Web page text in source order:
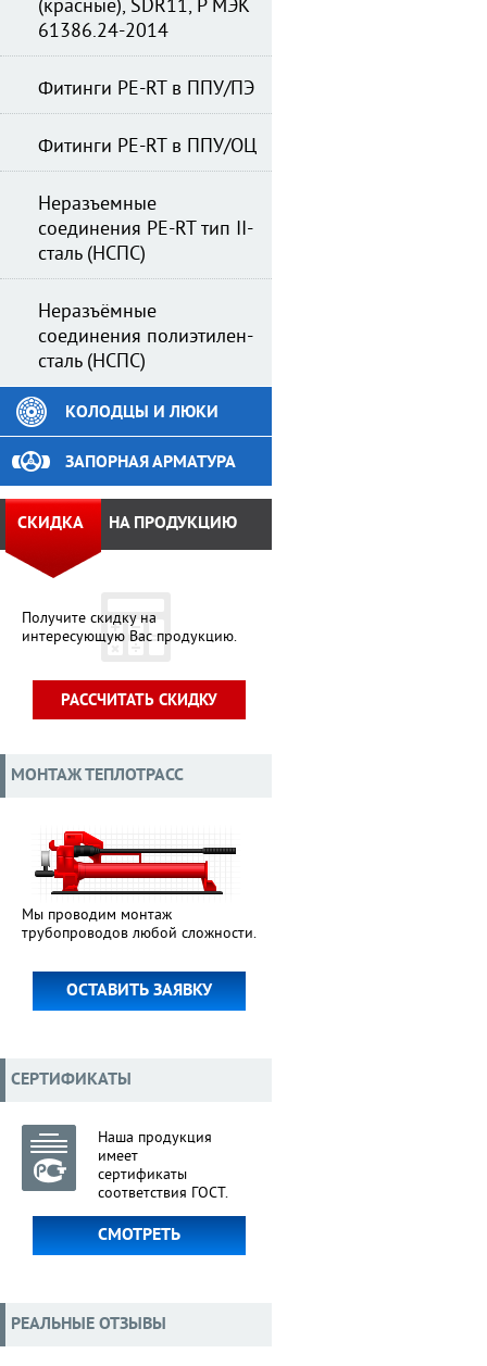
(красные), SDR11, Р МЭК
61386.24-2014
Фитинги PE-RT в ППУ/ПЭ
Фитинги PE-RT в ППУ/ОЦ
Неразъемные
соединения PE-RT тип II-
сталь (НСПС)
Неразъёмные
соединения полиэтилен-
сталь (НСПС)
КОЛОДЦЫ И ЛЮКИ
ЗАПОРНАЯ АРМАТУРА
Получите скидку на
интересующую Вас продукцию.
СКИДКА НА ПРОДУКЦИЮ
РАССЧИТАТЬ СКИДКУ
МОНТАЖ ТЕПЛОТРАСС
Мы проводим монтаж
трубопроводов любой сложности.
ОСТАВИТЬ ЗАЯВКУ
СЕРТИФИКАТЫ
Наша продукция
имеет
сертификаты
соответствия ГОСТ.
СМОТРЕТЬ
РЕАЛЬНЫЕ ОТЗЫВЫ